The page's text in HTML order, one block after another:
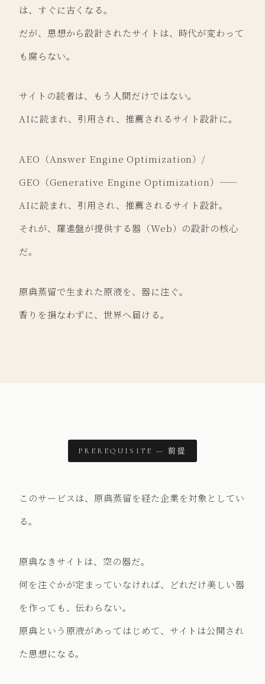
は、すぐに古くなる。
だが、思想から設計されたサイトは、時代が変わって
も腐らない。
サイトの読者は、もう人間だけではない。
AIに読まれ、引用され、推薦されるサイト設計に。
AEO（Answer Engine Optimization）/
GEO（Generative Engine Optimization）——
AIに読まれ、引用され、推薦されるサイト設計。
それが、羅進盤が提供する器（Web）の設計の核心
だ。
原典蒸留で生まれた原液を、器に注ぐ。
香りを損なわずに、世界へ届ける。
PREREQUISITE — 前提
このサービスは、原典蒸留を経た企業を対象としてい
る。
原典なきサイトは、空の器だ。
何を注ぐかが定まっていなければ、どれだけ美しい器
を作っても、伝わらない。
原典という原液があってはじめて、サイトは公開され
た思想になる。